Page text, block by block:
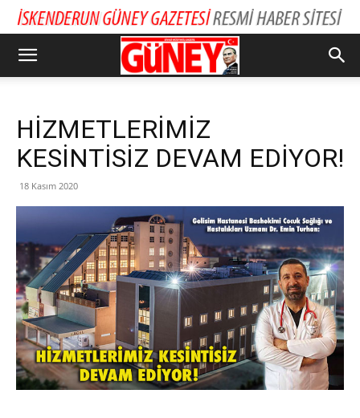
HİZMETLERİMİZ
KESİNTİSİZ DEVAM EDİYOR!
18 Kasım 2020